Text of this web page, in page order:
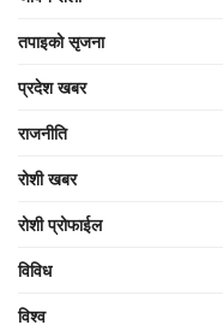
तपाइको सृजना
प्रदेश खबर
राजनीति
रोशी खबर
रोशी प्रोफाईल
विविध
विश्व